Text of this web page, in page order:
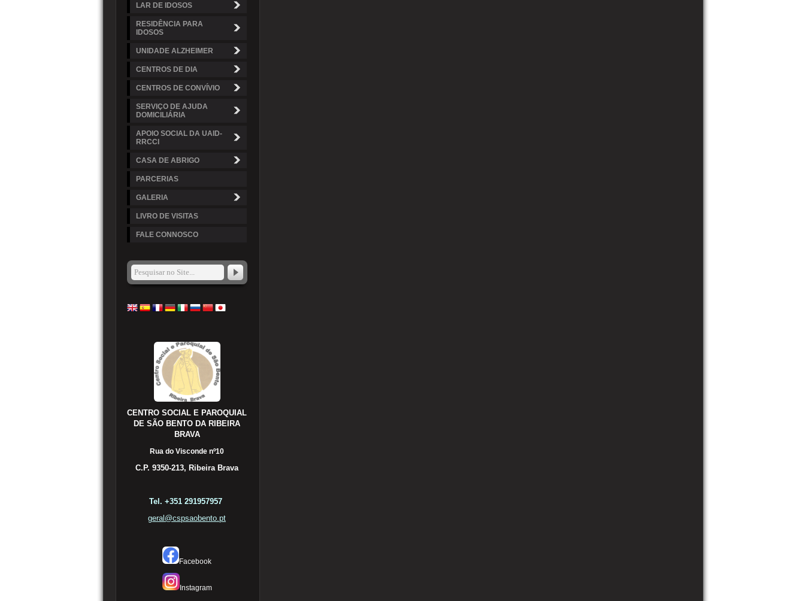
LAR DE IDOSOS
RESIDÊNCIA PARA
IDOSOS
UNIDADE ALZHEIMER
CENTROS DE DIA
CENTROS DE CONVÍVIO
SERVIÇO DE AJUDA
DOMICILIÁRIA
APOIO SOCIAL DA UAID-
RRCCI
CASA DE ABRIGO
PARCERIAS
GALERIA
LIVRO DE VISITAS
FALE CONNOSCO
CENTRO SOCIAL E PAROQUIAL
DE SÃO BENTO DA RIBEIRA
BRAVA
Rua do Visconde nº10
C.P. 9350-213, Ribeira Brava
Tel. +351 291957957
geral@cspsaobento.pt
Facebook
Instagram